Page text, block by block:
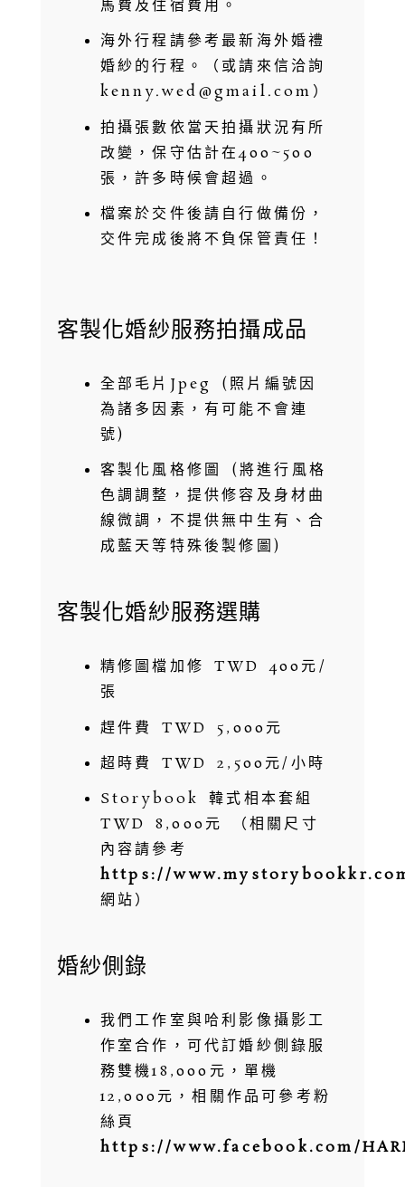
馬費及住宿費用。
海外行程請參考最新海外婚禮
婚紗的行程。（或請來信洽詢
kenny.wed@gmail.com）
拍攝張數依當天拍攝狀況有所
改變，保守估計在400~500
張，許多時候會超過。
檔案於交件後請自行做備份，
交件完成後將不負保管責任！
客製化婚紗服務拍攝成品
全部毛片Jpeg (照片編號因
為諸多因素，有可能不會連
號)
客製化風格修圖 (將進行風格
色調調整，提供修容及身材曲
線微調，不提供無中生有、合
成藍天等特殊後製修圖)
客製化婚紗服務選購
精修圖檔加修 TWD 400元/
張
趕件費 TWD 5,000元
超時費 TWD 2,500元/小時
Storybook 韓式相本套組
TWD 8,000元 （相關尺寸
內容請參考
https://
網站）
婚紗側錄
我們工作室與哈利影像攝影工
作室合作，可代訂婚紗側錄服
務雙機18,000元，單機
12,000元，相關作品可參考粉
絲頁
https://www.facebook.com/